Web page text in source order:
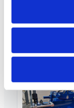
Graveskovle,